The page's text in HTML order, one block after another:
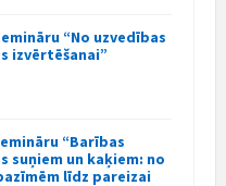
“No uzvedības
izvērtēšanai”
“Barības
suņiem un kaķiem: no
līdz pareizai